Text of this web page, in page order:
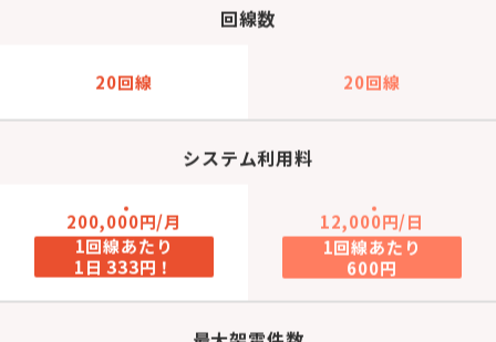
回線数
20回線 20回線
システム利用料
200,000円/月
1回線あたり
1日 333円！
12,000円/日
1回線あたり
600円
最大架電件数